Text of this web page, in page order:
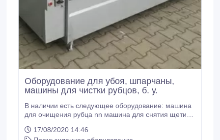
Оборудование для убоя, шпарчаны,
машины для чистки рубцов, б. у.
В наличии есть следующее оборудование: машина
для очищения рубца nn машина для снятия щетины
для чистки рубцов spomasz шпарчан awe nskr 190
17/08/2020 14:46